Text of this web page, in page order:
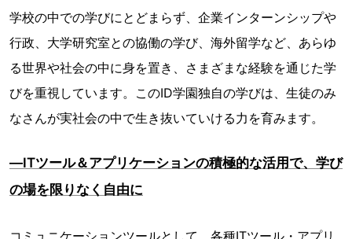
学校の中での学びにとどまらず、企業インターンシップや
行政、大学研究室との協働の学び、海外留学など、あらゆ
る世界や社会の中に身を置き、さまざまな経験を通じた学
びを重視しています。このID学園独自の学びは、生徒のみ
なさんが実社会の中で生き抜いていける力を育みます。
―ITツール＆アプリケーションの積極的な活用で、学び
の場を限りなく自由に
コミュニケーションツールとして、各種ITツール・アプリ